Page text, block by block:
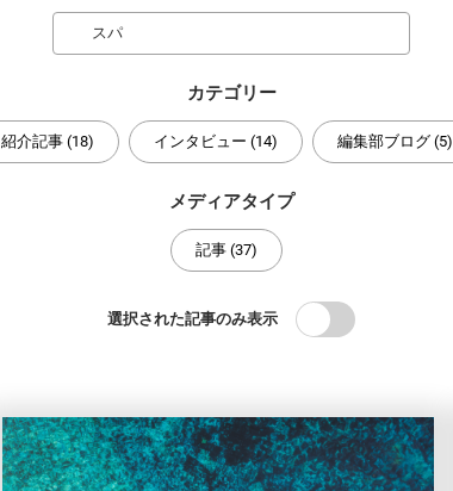
カテゴリー
紹介記事 (18) インタビュー (14) 編集部ブログ (5)
メディアタイプ
記事 (37)
選択された記事のみ表示